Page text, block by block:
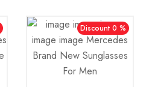
Discount 0 %